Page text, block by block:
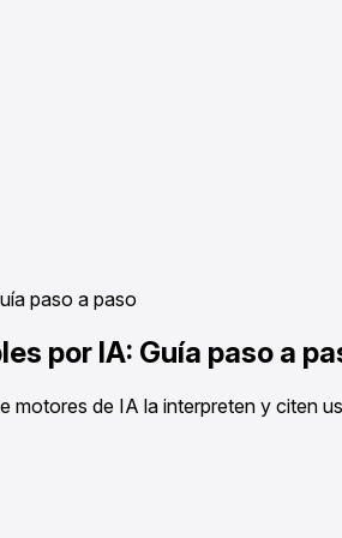
paso a paso
por IA: Guía paso a
motores de IA la interpreten y citen